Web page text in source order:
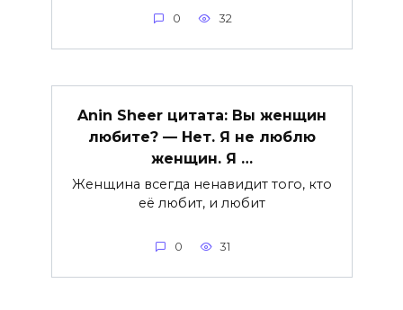
0 32
Anin Sheer цитата: Вы женщин
любите? — Нет. Я не люблю
женщин. Я …
Женщина всегда ненавидит того, кто
её любит, и любит
0 31